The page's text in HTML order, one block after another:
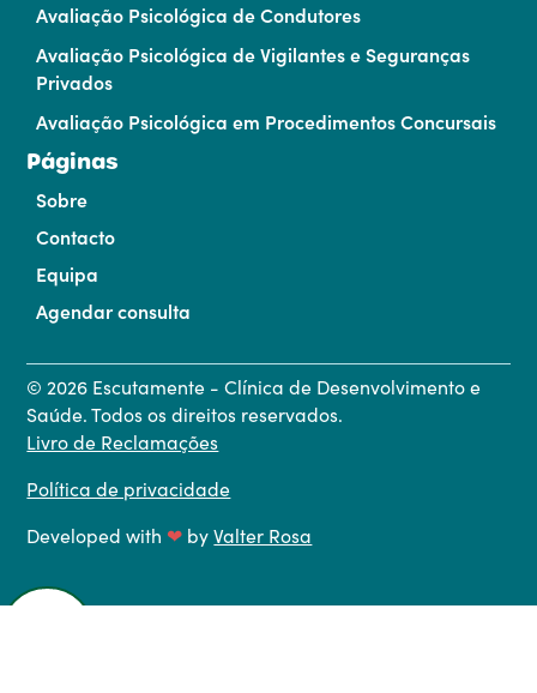
Avaliação Psicológica de Condutores
Avaliação Psicológica de Vigilantes e Seguranças
Privados
Avaliação Psicológica em Procedimentos Concursais
Páginas
Sobre
Contacto
Equipa
Agendar consulta
©2026 Escutamente - Clínica de Desenvolvimento e
Saúde. Todos os direitos reservados.
Livro de Reclamações
Política de privacidade
Developed with ❤ byValter Rosa